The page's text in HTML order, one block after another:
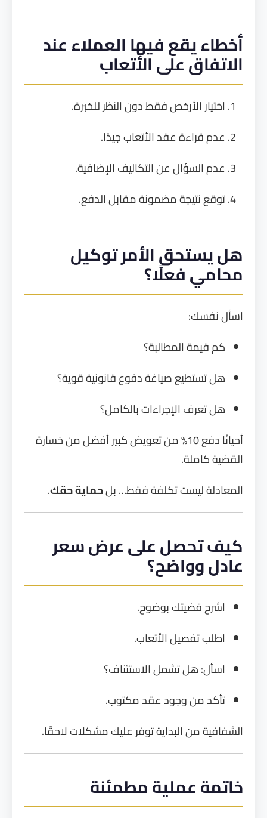
أخطاء يقع فيها العملاء عند
الاتفاق على الأتعاب
اختيار الأرخص فقط دون النظر للخبرة.
عدم قراءة عقد الأتعاب جيدًا.
عدم السؤال عن التكاليف الإضافية.
توقع نتيجة مضمونة مقابل الدفع.
هل يستحق الأمر توكيل
محامي فعلًا؟
اسأل نفسك:
كم قيمة المطالبة؟
هل تستطيع صياغة دفوع قانونية قوية؟
هل تعرف الإجراءات بالكامل؟
أحيانًا دفع 10% من تعويض كبير أفضل من خسارة
القضية كاملة.
المعادلة ليست تكلفة فقط… بلحماية حقك.
كيف تحصل على عرض سعر
عادل وواضح؟
اشرح قضيتك بوضوح.
اطلب تفصيل الأتعاب.
اسأل: هل تشمل الاستئناف؟
تأكد من وجود عقد مكتوب.
الشفافية من البداية توفر عليك مشكلات لاحقًا.
خاتمة عملية مطمئنة